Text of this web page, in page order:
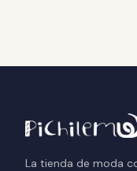
La tienda de moda